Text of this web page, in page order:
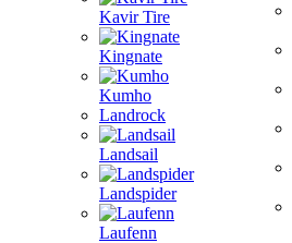
Kavir Tire
Kingnate
Kumho
Landrock
Landsail
Landspider
Laufenn